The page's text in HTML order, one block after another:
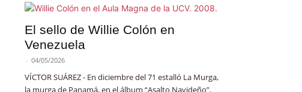
El sello de Willie Colón en
Venezuela
- 04/05/2026
VÍCTOR SUÁREZ - En diciembre del 71 estalló La Murga,
la murga de Panamá, en el álbum “Asalto Navideño”.